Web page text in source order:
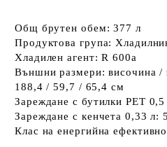
Общ брутен обем: 377 л
Продуктова група:
Хладилен агент: R 600a
Външни размери: височина /
188,4 / 59,7 / 65,4 см
Зареждане с бутилки PET
Зареждане с кенчета 0,33 л:
Клас на енергийна